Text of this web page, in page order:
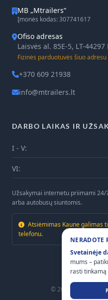
MB „Mtrailers“
Įmonės kodas: 307741617
Ofiso adresas
Laisvės al. 85E-5, LT-44297
Fizinės parduotuvės šiuo
+370 609 21938
info@mtrailers.lt
DARBO LAIKAS IR
I - V:
VI:
Užsakymai internetu priimami
arba autobusų siuntomis.
Atsiėmimas Kaune galimas
telefonu.
© 2026
NERADOTE
Svetainėje
mums –
rasti